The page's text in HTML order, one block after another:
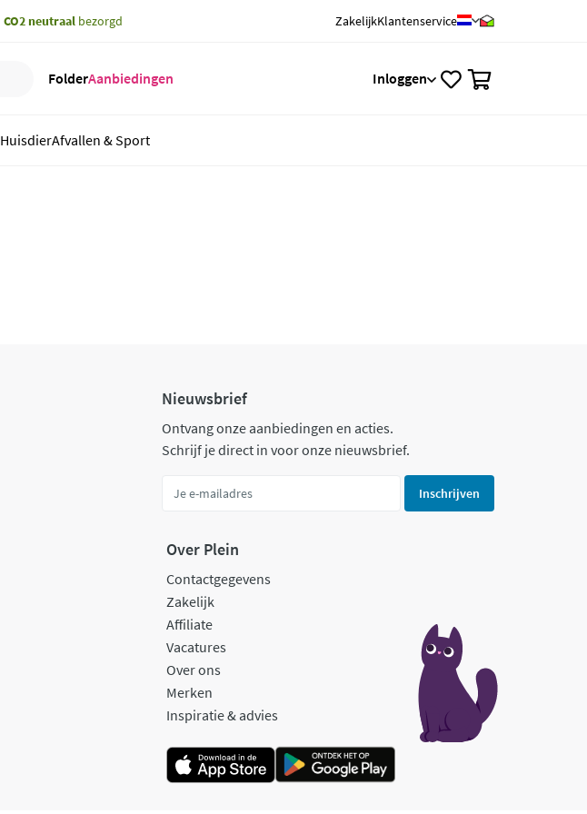
CO2 neutraal bezorgd ZakelijkKlantenservice
FolderAanbiedingen Inloggen
HuisdierAfvallen & Sport
Nieuwsbrief
Ontvang onze aanbiedingen en acties.
Schrijf je direct in voor onze nieuwsbrief.
Inschrijven
Over Plein
Contactgegevens
Zakelijk
Affiliate
Vacatures
Over ons
Merken
Inspiratie & advies